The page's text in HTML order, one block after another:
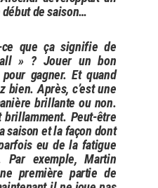
de saison…
ce que ça signifie de
» ? Jouer un bon
gagner. Et quand
bien. Après, c’est une
brillante ou non.
Peut-être
saison et la façon dont
eu de la fatigue
Par exemple, Martin
première partie de